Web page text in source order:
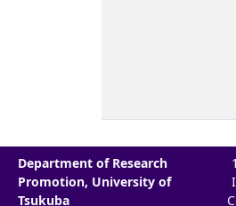
Department of Research
Promotion, University of
Tsukuba